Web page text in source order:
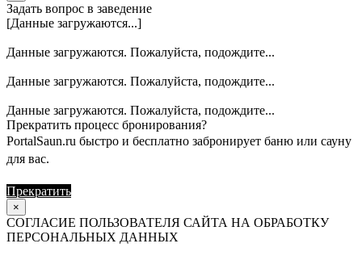
Задать вопрос в заведение
[Данные загружаются...]
Данные загружаются. Пожалуйста, подождите...
Данные загружаются. Пожалуйста, подождите...
Данные загружаются. Пожалуйста, подождите...
Прекратить процесс бронирования?
PortalSaun.ru быстро и бесплатно забронирует баню или сауну
для вас.
Прекратить
×
СОГЛАСИЕ ПОЛЬЗОВАТЕЛЯ САЙТА НА ОБРАБОТКУ
ПЕРСОНАЛЬНЫХ ДАННЫХ